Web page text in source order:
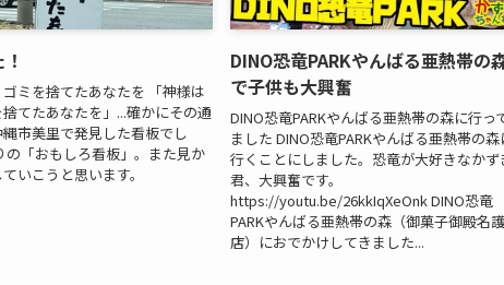
ミを捨てたあなたを 「神様は
てたあなたを」...確かにその通
市美里で発見した看板でし
の「おもしろ看板」。また見か
いこうと思います。
DINO恐竜PARKやんばる亜熱帯の
で子供も大興奮
DINO恐竜PARKやんばる亜熱帯の森に行っ
ました DINO恐竜PARKやんばる亜熱帯の森
行くことにしました。恐竜が大好きなかず
君、大興奮です。
https://youtu.be/26kkIqXeOnk DINO恐竜
PARKやんばる亜熱帯の森（御菓子御殿名護
店）におでかけしてきました...